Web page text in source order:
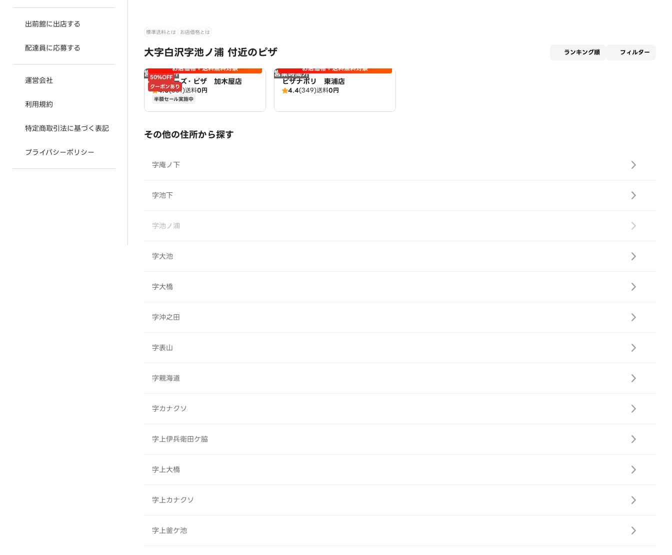
出前館に出店する
配達員に応募する
運営会社
利用規約
特定商取引法に基づく表記
プライバシーポリシー
標準送料とは お店価格とは
大字白沢字池ノ浦 付近のピザ ランキング順 フィルター
営業時間外
50%OFF
クーポンあり
お店価格＋送料無料対象
アオキーズ・ピザ 加木屋店
4.0(361)送料0円
半額セール実施中
営業時間外お店価格＋送料無料対象
ピザナポリ 東浦店
4.4(349)送料0円
その他の住所から探す
字庵ノ下
字池下
字池ノ浦
字大池
字大橋
字沖之田
字表山
字親海道
字カナクソ
字上伊兵衛田ケ脇
字上大橋
字上カナクソ
字上釜ケ池